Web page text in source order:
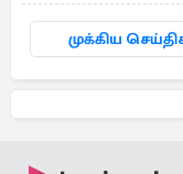
முக்கிய